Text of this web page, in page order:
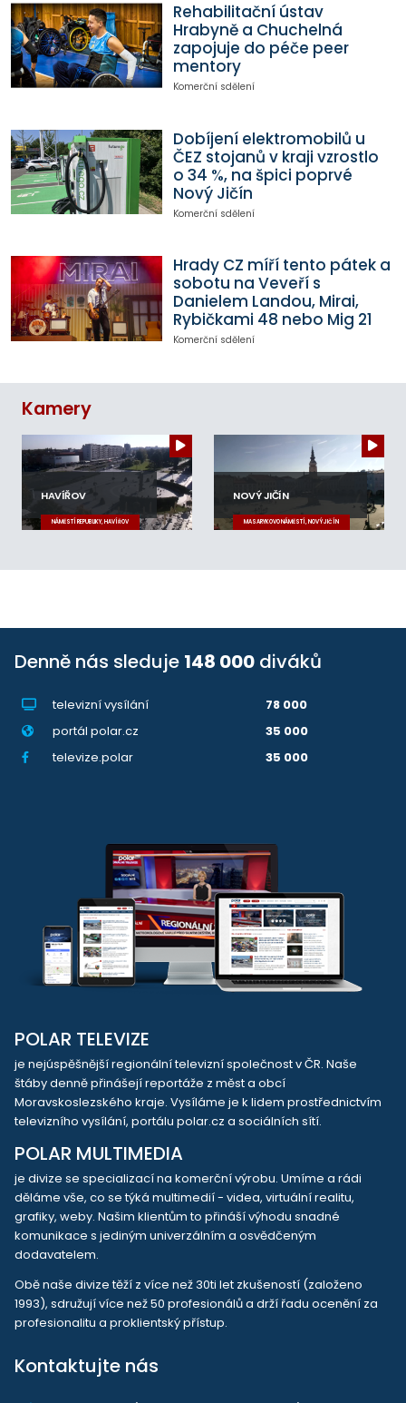
Rehabilitační ústav
Hrabyně a Chuchelná
zapojuje do péče peer
mentory
Komerční sdělení
Dobíjení elektromobilů u
ČEZ stojanů v kraji vzrostlo
o 34 %, na špici poprvé
Nový Jičín
Komerční sdělení
Hrady CZ míří tento pátek a
sobotu na Veveří s
Danielem Landou, Mirai,
Rybičkami 48 nebo Mig 21
Komerční sdělení
Kamery
HAVÍŘOV
NÁMĚSTÍ REPUBLIKY, HAVÍŘOV
NOVÝ JIČÍN
MASARYKOVO NÁMĚSTÍ, NOVÝ JIČÍN
Denně nás sleduje 148 000 diváků
televizní vysílání
78 000
portál polar.cz
35 000
televize.polar
35 000
POLAR TELEVIZE
je nejúspěšnější regionální televizní společnost v ČR. Naše
štáby denně přinášejí reportáže z měst a obcí
Moravskoslezského kraje. Vysíláme je k lidem prostřednictvím
televizního vysílání, portálu polar.cz a sociálních sítí.
POLAR MULTIMEDIA
je divize se specializací na komerční výrobu. Umíme a rádi
děláme vše, co se týká multimedií - videa, virtuální realitu,
grafiky, weby. Našim klientům to přináší výhodu snadné
komunikace s jediným univerzálním a osvědčeným
dodavatelem.
Obě naše divize těží z více než 30ti let zkušeností (založeno
1993), sdružují více než 50 profesionálů a drží řadu ocenění za
profesionalitu a proklientský přístup.
Kontaktujte nás